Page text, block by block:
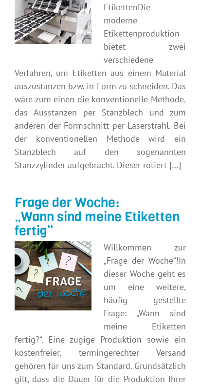
EtikettenDie
moderne
Etikettenproduktion
bietet zwei
verschiedene
Verfahren, um Etiketten aus einem Material
auszustanzen bzw. in Form zu schneiden. Das
wäre zum einen die konventionelle Methode,
das Ausstanzen per Stanzblech und zum
anderen der Formschnitt per Laserstrahl. Bei
der konventionellen Methode wird ein
Stanzblech auf den sogenannten
Stanzzylinder aufgebracht. Dieser rotiert […]
Frage der Woche:
„Wann sind meine Etiketten
fertig“
Willkommen zur
„Frage der Woche“!In
dieser Woche geht es
um eine weitere,
häufig gestellte
Frage: „Wann sind
meine Etiketten
fertig?“. Eine zügige Produktion sowie ein
kostenfreier, termingerechter Versand
gehören für uns zum Standard. Grundsätzlich
gilt, dass die Dauer für die Produktion Ihrer